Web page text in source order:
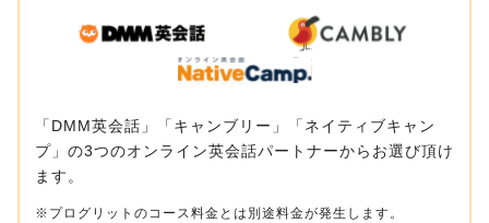
「DMM英会話」「キャンブリー」「ネイティブキャン
プ」の3つのオンライン英会話パートナーからお選び頂け
ます。
※プログリットのコース料金とは別途料金が発生します。